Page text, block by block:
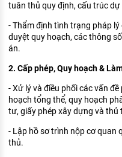
tuân thủ quy định, cấu trúc
- Thẩm định tình trạng pháp
duyệt quy hoạch, các thông
án.
2. Cấp phép, Quy hoạch &
- Xử lý và điều phối các vấn
hoạch tổng thể, quy hoạch
tư, giấy phép xây dựng và thủ
- Lập hồ sơ trình nộp cơ quan
thủ.